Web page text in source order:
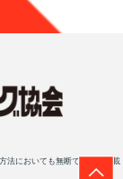
法においても無断で複写・転載